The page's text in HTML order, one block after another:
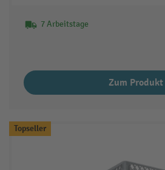
7 Arbeitstage
Zum Produkt
Topseller